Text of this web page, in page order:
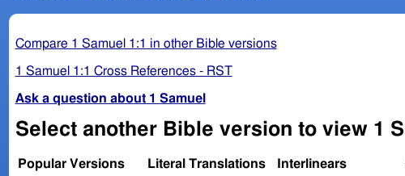
Compare 1 Samuel 1:1 in other Bible versions
1 Samuel 1:1 Cross References - RST
Ask a question about 1 Samuel
Popular Versions Literal Translations Interlinears